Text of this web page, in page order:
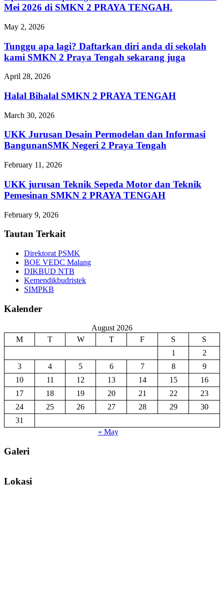
Mei 2026 di SMKN 2 PRAYA TENGAH.
May 2, 2026
Tunggu apa lagi? Daftarkan diri anda di sekolah
kami SMKN 2 Praya Tengah sekarang juga
April 28, 2026
Halal Bihalal SMKN 2 PRAYA TENGAH
March 30, 2026
UKK Jurusan Desain Permodelan dan Informasi
BangunanSMK Negeri 2 Praya Tengah
February 11, 2026
UKK jurusan Teknik Sepeda Motor dan Teknik
Pemesinan SMKN 2 PRAYA TENGAH
February 9, 2026
Tautan Terkait
Direktorat PSMK
BOE VEDC Malang
DIKBUD NTB
Kemendikbudristek
SIMPKB
Kalender
August 2026
M
T W T F S
S
1
2
3
4 5 6 7 8
9
10
11 12 13 14 15
16
17
18 19 20 21 22
23
24
25 26 27 28 29
30
31
« May
Galeri
Lokasi